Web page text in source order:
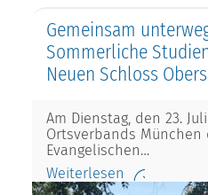
Gemeinsam
Sommerliche
Neuen Schloss
Am Dienstag, den 23.
Ortsverbands München
Evangelischen…
Weiterlesen